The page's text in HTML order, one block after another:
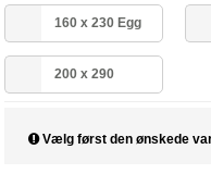
160 x 230 Egg
200 x 290
Vælg først den ønskede